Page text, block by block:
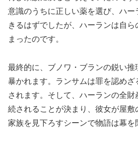
意識のうちに正しい薬を選び、ハ
きるはずでしたが、ハーランは自ら
まったのです。
最終的に、ブノワ・ブランの鋭い
暴かれます。ランサムは罪を認め
されます。そして、ハーランの全
続されることが決まり、彼女が屋敷
家族を見下ろすシーンで物語は幕を